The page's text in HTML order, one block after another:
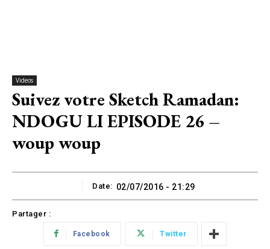
Videos
Suivez votre Sketch Ramadan:
NDOGU LI EPISODE 26 –
woup woup
Date: 02/07/2016 - 21:29
Partager :
Facebook Twitter